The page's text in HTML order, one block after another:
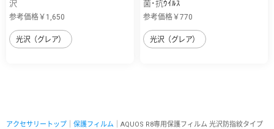
沢
参考価格￥1,650
光沢（グレア）
菌･抗ｳｲﾙｽ
参考価格￥770
光沢（グレア）
アクセサリートップ 保護フィルム ｜AQUOS R8専用保護フィルム 光沢防指紋タイプ